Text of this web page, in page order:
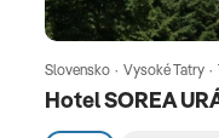
Hotel SOREA
Slovensko · Vysoké Tatry ·